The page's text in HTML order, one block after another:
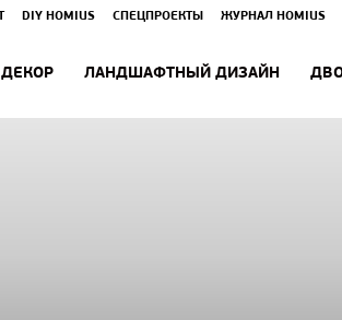
DIY HOMIUS СПЕЦПРОЕКТЫ ЖУРНАЛ HOMIUS
ДЕКОР ЛАНДШАФТНЫЙ ДИЗАЙН